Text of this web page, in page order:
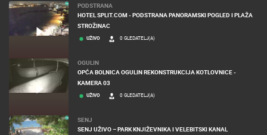
PODSTRANA
HOTEL SPLIT.COM - PODSTRANA PANORAMSKI POGLED I PLAŽA
STROŽINAC
UŽIVO 0 GLEDATELJ(A)
OGULIN
OPĆA BOLNICA OGULIN REKONSTRUKCIJA KOTLOVNICE -
KAMERA 03
UŽIVO 0 GLEDATELJ(A)
SENJ
SENJ UŽIVO – PARK KNJIŽEVNIKA I VELEBITSKI KANAL